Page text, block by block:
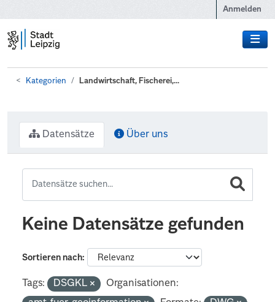
Anmelden
Kategorien Landwirtschaft, Fischerei,...
Datensätze Über uns
Keine Datensätze gefunden
Sortieren nach
Tags: DSGKL
Organisationen: